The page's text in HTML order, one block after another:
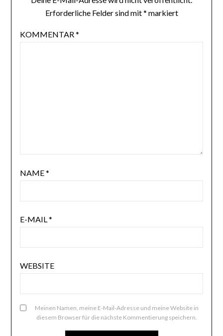
Erforderliche Felder sind mit* markiert
KOMMENTAR*
NAME*
E-MAIL*
WEBSITE
Meinen Namen, meine E-Mail-Adresse und meine Website in
diesem Browser für die nächste Kommentierung speichern.